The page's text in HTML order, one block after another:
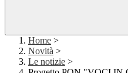
Home >
Novità >
Le notizie >